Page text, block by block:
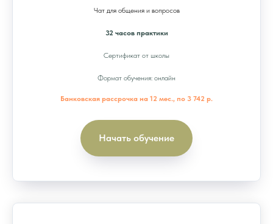
Чат для общения и вопросов
32 часов практики
Сертификат от школы
Формат обучения: онлайн
Банковская рассрочка на 12 мес., по 3 742 р.
Начать обучение